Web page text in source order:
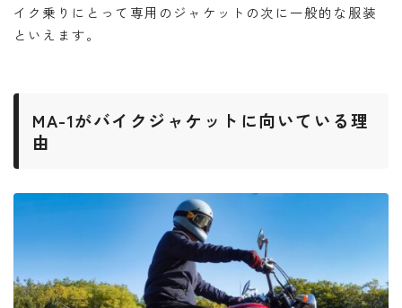
イク乗りにとって専用のジャケットの次に一般的な服装
といえます。
MA-1がバイクジャケットに向いている理
由